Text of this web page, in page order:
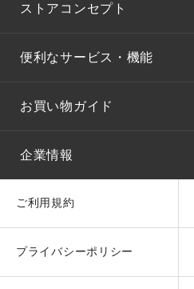
ストアコンセプト
便利なサービス・機能
お買い物ガイド
企業情報
ご利用規約
プライバシーポリシー